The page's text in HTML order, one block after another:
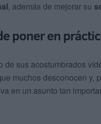
, además de mejorar su
poner en
de sus acostumbrados
muchos desconocen y,
en un asunto tan